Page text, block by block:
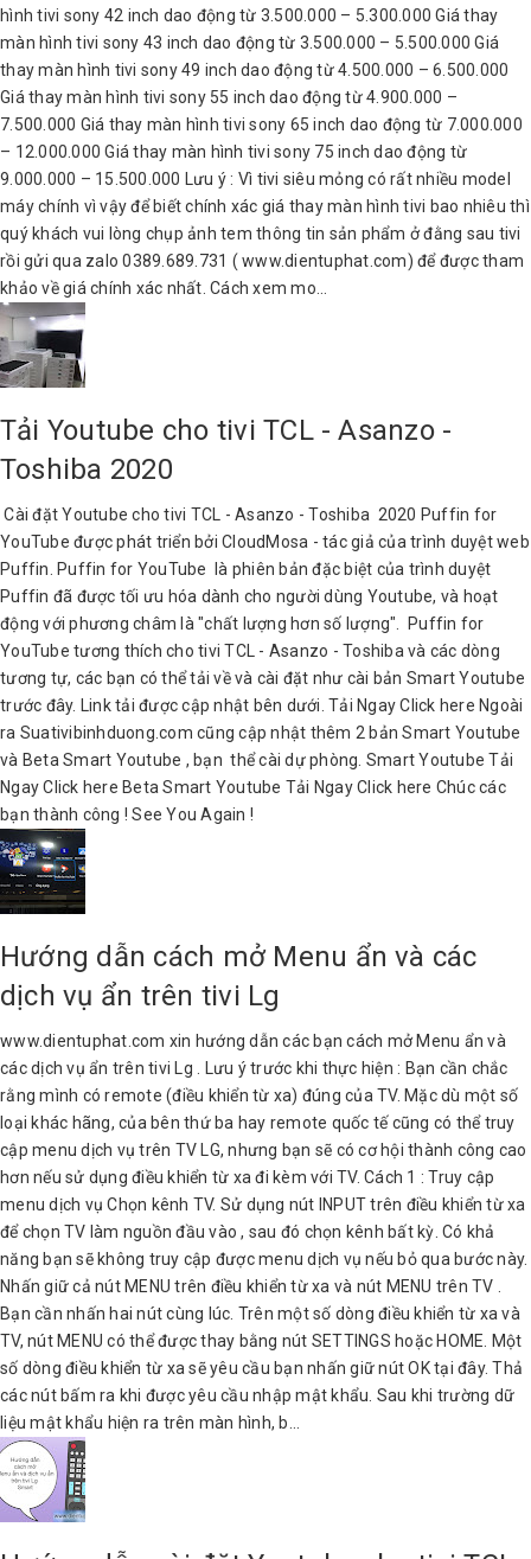
hình tivi sony 42 inch dao động từ 3.500.000 – 5.300.000 Giá thay
màn hình tivi sony 43 inch dao động từ 3.500.000 – 5.500.000 Giá
thay màn hình tivi sony 49 inch dao động từ 4.500.000 – 6.500.000
Giá thay màn hình tivi sony 55 inch dao động từ 4.900.000 –
7.500.000 Giá thay màn hình tivi sony 65 inch dao động từ 7.000.000
– 12.000.000 Giá thay màn hình tivi sony 75 inch dao động từ
9.000.000 – 15.500.000 Lưu ý : Vì tivi siêu mỏng có rất nhiều model
máy chính vì vậy để biết chính xác giá thay màn hình tivi bao nhiêu thì
quý khách vui lòng chụp ảnh tem thông tin sản phẩm ở đằng sau tivi
rồi gửi qua zalo 0389.689.731 ( www.dientuphat.com) để được tham
khảo về giá chính xác nhất. Cách xem mo...
Tải Youtube cho tivi TCL - Asanzo -
Toshiba 2020
Cài đặt Youtube cho tivi TCL - Asanzo - Toshiba 2020 Puffin for
YouTube được phát triển bởi CloudMosa - tác giả của trình duyệt web
Puffin. Puffin for YouTube là phiên bản đặc biệt của trình duyệt
Puffin đã được tối ưu hóa dành cho người dùng Youtube, và hoạt
động với phương châm là "chất lượng hơn số lượng". Puffin for
YouTube tương thích cho tivi TCL - Asanzo - Toshiba và các dòng
tương tự, các bạn có thể tải về và cài đặt như cài bản Smart Youtube
trước đây. Link tải được cập nhật bên dưới. Tải Ngay Click here Ngoài
ra Suativibinhduong.com cũng cập nhật thêm 2 bản Smart Youtube
và Beta Smart Youtube , bạn thể cài dự phòng. Smart Youtube Tải
Ngay Click here Beta Smart Youtube Tải Ngay Click here Chúc các
bạn thành công ! See You Again !
Hướng dẫn cách mở Menu ẩn và các
dịch vụ ẩn trên tivi Lg
www.dientuphat.com xin hướng dẫn các bạn cách mở Menu ẩn và
các dịch vụ ẩn trên tivi Lg . Lưu ý trước khi thực hiện : Bạn cần chắc
rằng mình có remote (điều khiển từ xa) đúng của TV. Mặc dù một số
loại khác hãng, của bên thứ ba hay remote quốc tế cũng có thể truy
cập menu dịch vụ trên TV LG, nhưng bạn sẽ có cơ hội thành công cao
hơn nếu sử dụng điều khiển từ xa đi kèm với TV. Cách 1 : Truy cập
menu dịch vụ Chọn kênh TV. Sử dụng nút INPUT trên điều khiển từ xa
để chọn TV làm nguồn đầu vào , sau đó chọn kênh bất kỳ. Có khả
năng bạn sẽ không truy cập được menu dịch vụ nếu bỏ qua bước này.
Nhấn giữ cả nút MENU trên điều khiển từ xa và nút MENU trên TV .
Bạn cần nhấn hai nút cùng lúc. Trên một số dòng điều khiển từ xa và
TV, nút MENU có thể được thay bằng nút SETTINGS hoặc HOME. Một
số dòng điều khiển từ xa sẽ yêu cầu bạn nhấn giữ nút OK tại đây. Thả
các nút bấm ra khi được yêu cầu nhập mật khẩu. Sau khi trường dữ
liệu mật khẩu hiện ra trên màn hình, b...